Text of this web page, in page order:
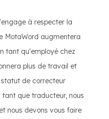
à respecter la
MotaWord augmentera
tant qu'employé chez
plus de travail et
de correcteur
tant que traducteur, nous
nous devons vous faire